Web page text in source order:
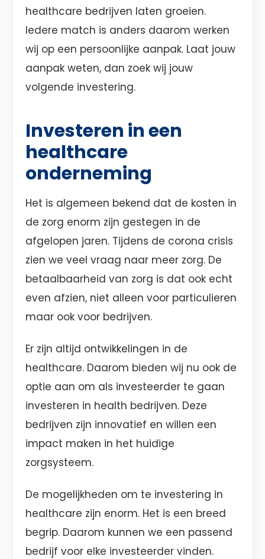
healthcare bedrijven laten groeien.
Iedere match is anders daarom werken
wij op een persoonlijke aanpak. Laat jouw
aanpak weten, dan zoek wij jouw
volgende investering.
Investeren in een
healthcare
onderneming
Het is algemeen bekend dat de kosten in
de zorg enorm zijn gestegen in de
afgelopen jaren. Tijdens de corona crisis
zien we veel vraag naar meer zorg. De
betaalbaarheid van zorg is dat ook echt
even afzien, niet alleen voor particulieren
maar ook voor bedrijven.
Er zijn altijd ontwikkelingen in de
healthcare. Daarom bieden wij nu ook de
optie aan om als investeerder te gaan
investeren in health bedrijven. Deze
bedrijven zijn innovatief en willen een
impact maken in het huidige
zorgsysteem.
De mogelijkheden om te investering in
healthcare zijn enorm. Het is een breed
begrip. Daarom kunnen we een passend
bedrijf voor elke investeerder vinden.